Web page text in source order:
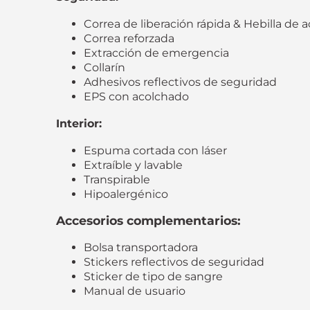
Correa de liberación rápida & Hebilla de
Correa reforzada
Extracción de emergencia
Collarín
Adhesivos reflectivos de seguridad
EPS con acolchado
Interior:
Espuma cortada con láser
Extraíble y lavable
Transpirable
Hipoalergénico
Accesorios complementarios:
Bolsa transportadora
Stickers reflectivos de seguridad
Sticker de tipo de sangre
Manual de usuario